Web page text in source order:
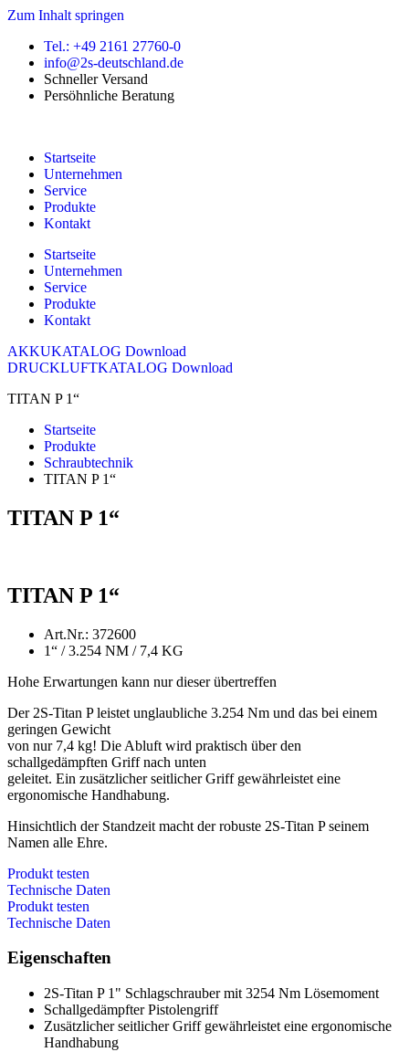
Zum Inhalt springen
Tel.: +49 2161 27760-0
info@2s-deutschland.de
Schneller Versand
Persöhnliche Beratung
Startseite
Unternehmen
Service
Produkte
Kontakt
Startseite
Unternehmen
Service
Produkte
Kontakt
AKKUKATALOG Download
DRUCKLUFTKATALOG Download
TITAN P 1“
Startseite
Produkte
Schraubtechnik
TITAN P 1“
TITAN P 1“
TITAN P 1“
Art.Nr.: 372600
1“ / 3.254 NM / 7,4 KG
Hohe Erwartungen kann nur dieser übertreffen
Der 2S-Titan P leistet unglaubliche 3.254 Nm und das bei einem
geringen Gewicht
von nur 7,4 kg! Die Abluft wird praktisch über den
schallgedämpften Griff nach unten
geleitet. Ein zusätzlicher seitlicher Griff gewährleistet eine
ergonomische Handhabung.
Hinsichtlich der Standzeit macht der robuste 2S-Titan P seinem
Namen alle Ehre.
Produkt testen
Technische Daten
Produkt testen
Technische Daten
Eigenschaften
2S-Titan P 1" Schlagschrauber mit 3254 Nm Lösemoment
Schallgedämpfter Pistolengriff
Zusätzlicher seitlicher Griff gewährleistet eine ergonomische
Handhabung